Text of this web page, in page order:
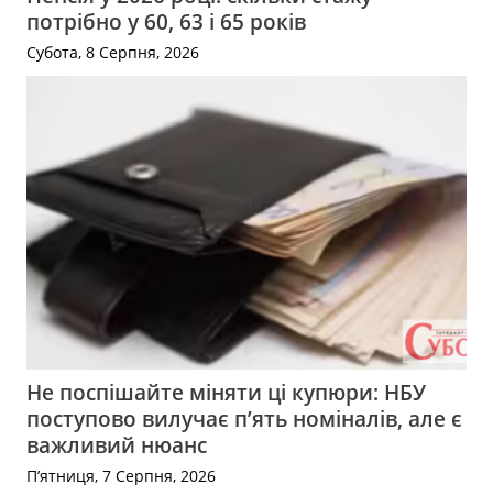
потрібно у 60, 63 і 65 років
Субота, 8 Серпня, 2026
Не поспішайте міняти ці купюри: НБУ
поступово вилучає п’ять номіналів, але є
важливий нюанс
П’ятниця, 7 Серпня, 2026